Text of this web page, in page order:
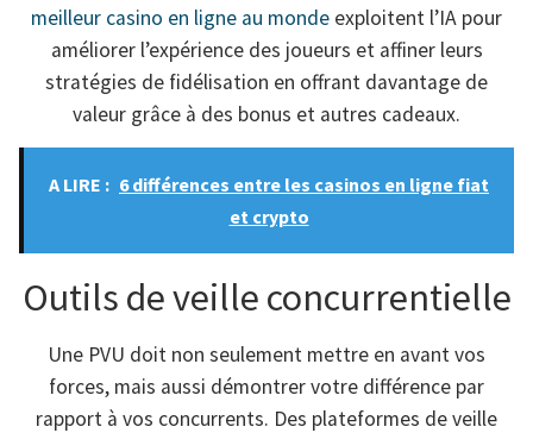
meilleur casino en ligne au monde exploitent l’IA pour
améliorer l’expérience des joueurs et affiner leurs
stratégies de fidélisation en offrant davantage de
valeur grâce à des bonus et autres cadeaux.
A LIRE : 6 différences entre les casinos en ligne fiat
et crypto
Outils de veille concurrentielle
Une PVU doit non seulement mettre en avant vos
forces, mais aussi démontrer votre différence par
rapport à vos concurrents. Des plateformes de veille